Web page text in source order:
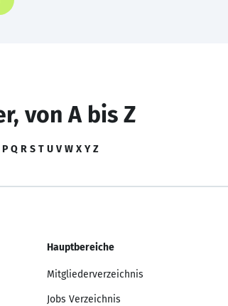
von A bis Z
P Q R S T U V W X Y Z
Hauptbereiche
Mitgliederverzeichnis
Jobs Verzeichnis